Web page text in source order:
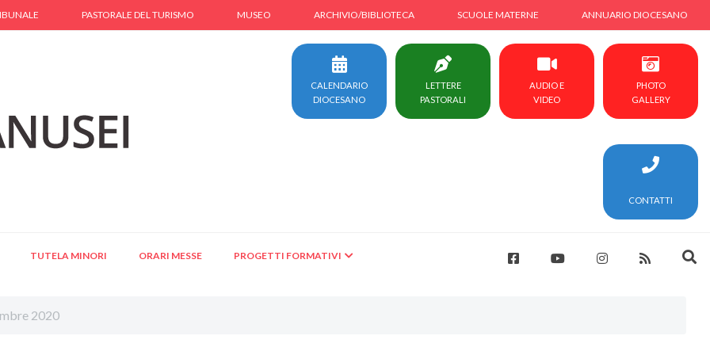
PASTORALE DEL TURISMO MUSEO ARCHIVIO/BIBLIOTECA SCUOLE MATERNE ANNUARIO DIOCESANO
CALENDARIO
DIOCESANO
LETTERE
PASTORALI
AUDIO E
VIDEO
PHOTO
GALLERY
CONTATTI
TUTELA MINORI ORARI MESSE PROGETTI FORMATIVI
2020